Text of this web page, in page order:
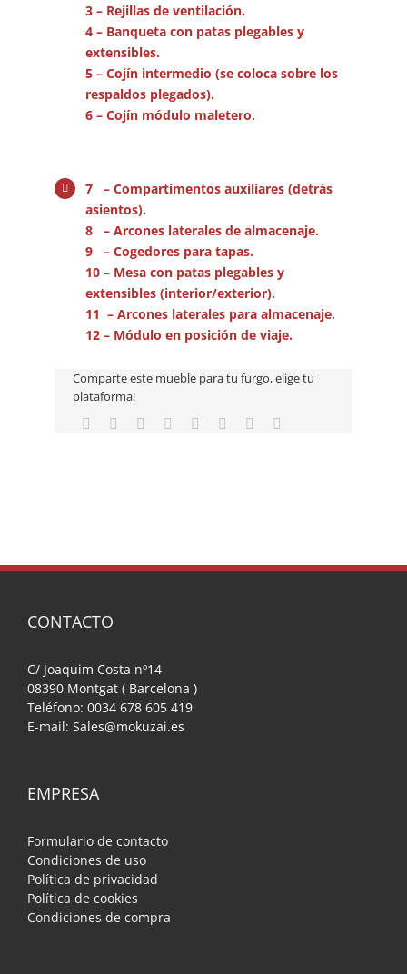
3 – Rejillas de ventilación.
4 – Banqueta con patas plegables y
extensibles.
5 – Cojín intermedio (se coloca sobre los
respaldos plegados).
6 – Cojín módulo maletero.
7 – Compartimentos auxiliares (detrás
asientos).
8 – Arcones laterales de almacenaje.
9 – Cogedores para tapas.
10 – Mesa con patas plegables y
extensibles (interior/exterior).
11 – Arcones laterales para almacenaje.
12 – Módulo en posición de viaje.
Comparte este mueble para tu furgo, elige tu
plataforma!
CONTACTO
C/ Joaquim Costa nº14
08390 Montgat ( Barcelona )
Teléfono: 0034 678 605 419
E-mail: Sales@mokuzai.es
EMPRESA
Formulario de contacto
Condiciones de uso
Política de privacidad
Política de cookies
Condiciones de compra